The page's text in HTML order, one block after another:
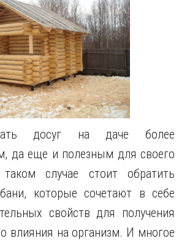
досуг на даче более
да еще и полезным для своего
случае стоит обратить
которые сочетают в себе
свойств для получения
влияния на организм. И многое